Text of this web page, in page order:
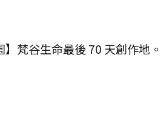
梵谷生命最後 70 天創作地